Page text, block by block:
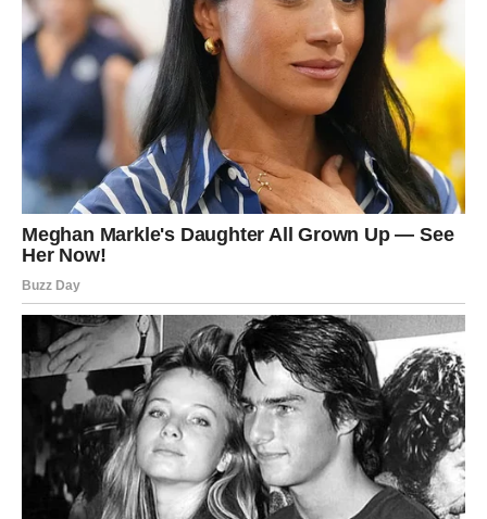
sreću i mir.
Mnoge Škorpije će upravo zahvaljujući jednom razgovoru
ili savjetu shvatiti šta zaista žele od života.
VRIJEME JE DA PRESTANETE
SUMNJATI U SEBE
Previše ste energije trošile na brigu, razmišljanje i strah
od budućnosti.
Često ste sumnjale u sebe čak i onda kada ste bile
mnogo jače nego što ste mislile.
Ali sudbina vam sada pokazuje da dolazi period tokom
kojeg ćete konačno shvatiti koliko zapravo vrijedite.